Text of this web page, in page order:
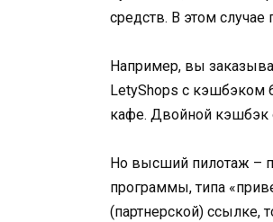
средств. В этом
Например, вы
LetyShops с кэшбэком
кафе. Двойной кэшбэк
Но высший пилотаж –
программы, типа
(партнерской) ссылке,